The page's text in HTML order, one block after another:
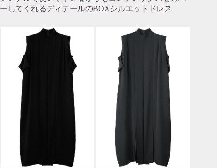
ーしてくれるディテールのBOXシルエットドレス